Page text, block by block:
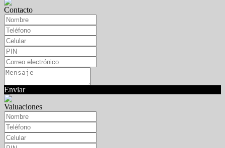
Contacto
Enviar
Valuaciones